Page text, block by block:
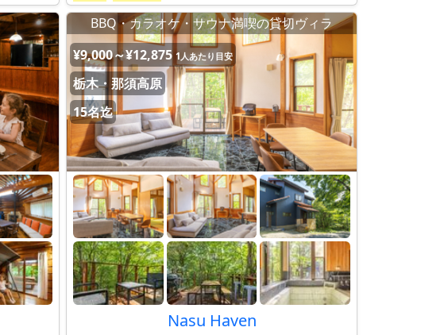
BBQ・カラオケ・サウナ満喫の貸切ヴィラ
¥9,000～¥12,875 1人あたり目安
栃木・那須高原
15名迄
Nasu Haven